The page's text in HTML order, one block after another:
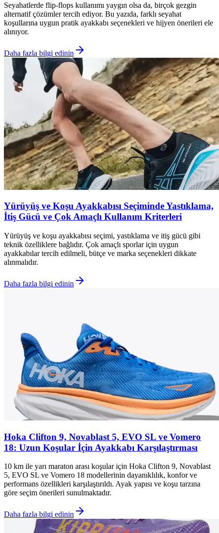
Seyahatlerde flip-flops kullanımı yaygın olsa da, birçok gezgin
alternatif çözümler tercih ediyor. Bu yazıda, farklı seyahat
koşullarına uygun pratik ayakkabı seçenekleri ve hijyen önerileri ele
alınıyor.
Daha fazla bilgi edinin
Yürüyüş ve Koşu Ayakkabısı Seçiminde Yastıklama,
İtiş Gücü ve Çok Amaçlı Kullanım Kriterleri
Yürüyüş ve koşu ayakkabısı seçimi, yastıklama ve itiş gücü gibi
teknik özelliklere bağlıdır. Çok amaçlı sporlar için uygun
ayakkabılar tercih edilmeli, bütçe ve marka seçenekleri dikkate
alınmalıdır.
Daha fazla bilgi edinin
Hoka Clifton 9, Novablast 5, EVO SL ve Vomero
18: Uzun Koşular İçin Ayakkabı Karşılaştırması
10 km ile yarı maraton arası koşular için Hoka Clifton 9, Novablast
5, EVO SL ve Vomero 18 modellerinin dayanıklılık, konfor ve
performans özellikleri karşılaştırıldı. Ayak yapısı ve koşu tarzına
göre seçim önerileri sunulmaktadır.
Daha fazla bilgi edinin